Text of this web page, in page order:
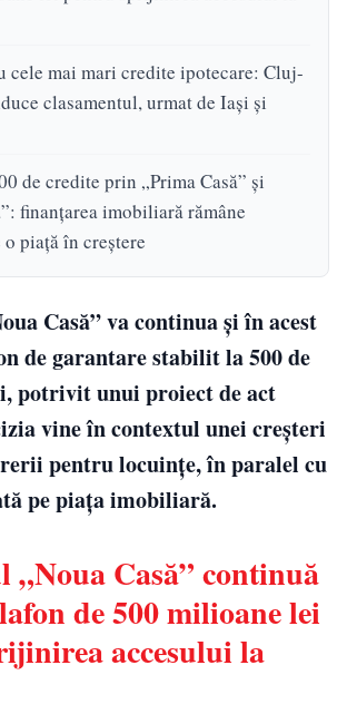
cele mai mari credite ipotecare: Cluj-
clasamentul, urmat de Iași și
de credite prin „Prima Casă” și
finanțarea imobiliară rămâne
piață în creștere
Casă” va continua și în acest
de garantare stabilit la 500 de
potrivit unui proiect de act
vine în contextul unei creșteri
pentru locuințe, în paralel cu
pe piața imobiliară.
„Noua Casă” continuă
de 500 milioane lei
accesului la